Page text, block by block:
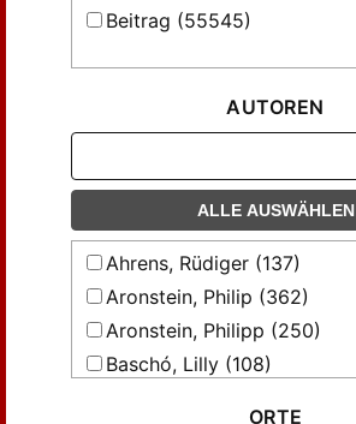
Beitrag (55545)
AUTOREN
ALLE AUSWÄHLEN
Ahrens, Rüdiger (137)
Aronstein, Philip (362)
Aronstein, Philipp (250)
Baschó, Lilly (108)
ORTE